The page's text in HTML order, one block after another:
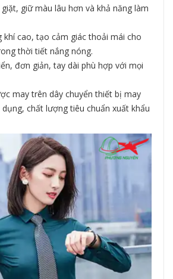
giữ màu lâu hơn và khả năng làm
khí cao, tạo cảm giác thoải mái cho
thời tiết nắng nóng.
đơn giản, tay dài phù hợp với mọi
may trên dây chuyển thiết bị may
chất lượng tiêu chuẩn xuất khẩu